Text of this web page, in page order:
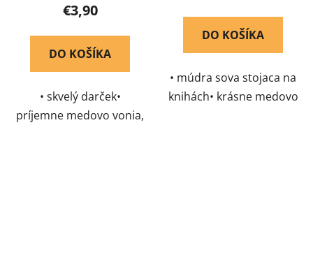
€3,90
DO KOŠÍKA
• skvelý darček•
príjemne medovo vonia,
DO KOŠÍKA
• múdra sova stojaca na
knihách• krásne medovo